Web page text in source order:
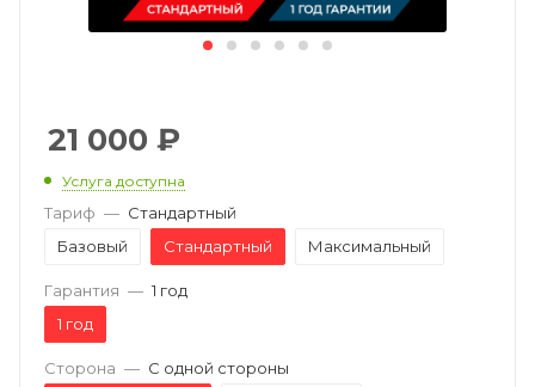
21 000 ₽
Услуга доступна
Тариф — Стандартный
Базовый
Стандартный Максимальный
Гарантия — 1 год
1 год
Сторона — С одной стороны